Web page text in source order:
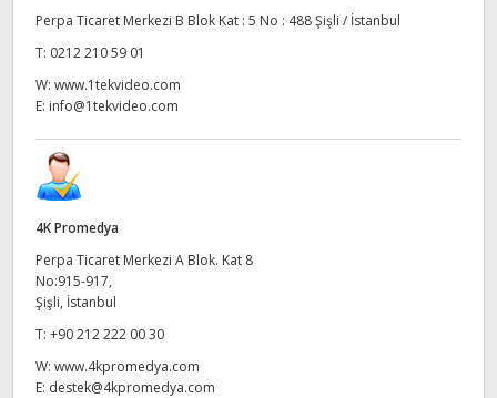
Perpa Ticaret Merkezi B Blok Kat : 5 No : 488 Şişli / İstanbul
T: 0212 210 59 01
W: www.1tekvideo.com
E: info@1tekvideo.com
4K Promedya
Perpa Ticaret Merkezi A Blok. Kat 8
No:915-917,
Şişli, İstanbul
T: +90 212 222 00 30
W: www.4kpromedya.com
E: destek@4kpromedya.com